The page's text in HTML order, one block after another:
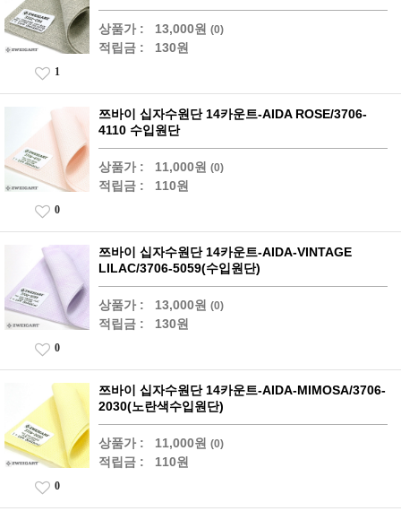
상품가 : 13,000원 (0)
적립금 : 130원
1
쯔바이 십자수원단 14카운트-AIDA ROSE/3706-
4110 수입원단
상품가 : 11,000원 (0)
적립금 : 110원
0
쯔바이 십자수원단 14카운트-AIDA-VINTAGE
LILAC/3706-5059(수입원단)
상품가 : 13,000원 (0)
적립금 : 130원
0
쯔바이 십자수원단 14카운트-AIDA-MIMOSA/3706-
2030(노란색수입원단)
상품가 : 11,000원 (0)
적립금 : 110원
0